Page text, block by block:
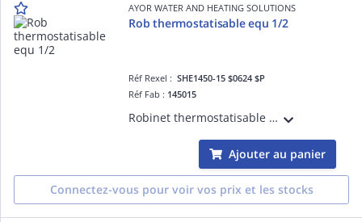
AYOR WATER AND HEATING SOLUTIONS
Rob thermostatisable equ 1/2
Réf Rexel :SHE1450-15 $0624 $P
Réf Fab : 145015
Robinet thermostatisable equerre 1/2
Ajouter au panier
Connectez-vous pour voir vos prix et les stocks